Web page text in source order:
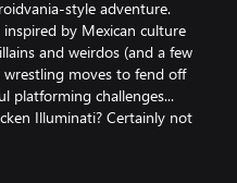
style adventure.
by Mexican culture
and weirdos (and a few
moves to fend off
platforming challenges...
Illuminati? Certainly not